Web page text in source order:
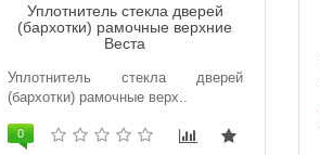
Уплотнитель стекла дверей
(бархотки) рамочные верхние
Веста
Уплотнитель стекла дверей
(бархотки) рамочные верх..
0